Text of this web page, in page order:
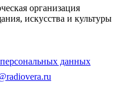
организация
искусства и культуры
данных